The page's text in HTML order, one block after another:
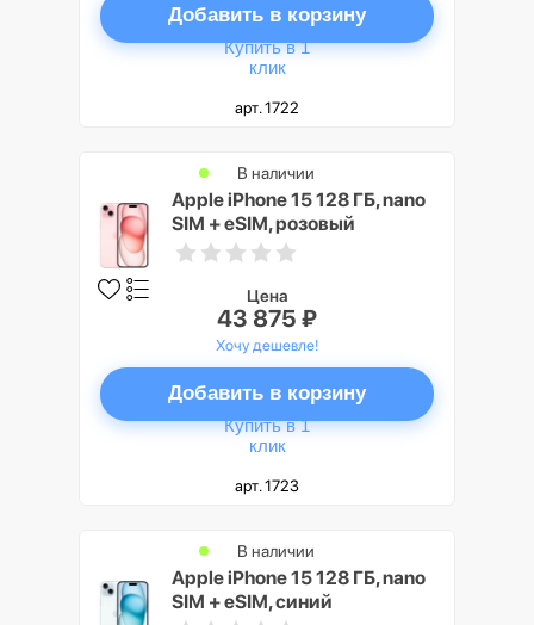
Добавить в корзину
Купить в 1
клик
арт. 1722
Apple iPhone 15 128 ГБ, nano
SIM + eSIM, розовый
В наличии
Цена
43 875 ₽
Хочу дешевле!
Добавить в корзину
Купить в 1
клик
арт. 1723
Apple iPhone 15 128 ГБ, nano
SIM + eSIM, синий
В наличии